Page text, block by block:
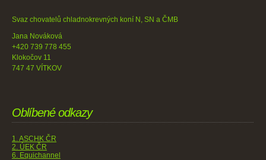
Svaz chovatelů chladnokrevných koní N, SN a ČMB
Jana Nováková
+420 739 778 455
Klokočov 11
747 47 VÍTKOV
Oblíbené odkazy
1. ASCHK ČR
2. ÚEK ČR
6. Equichannel